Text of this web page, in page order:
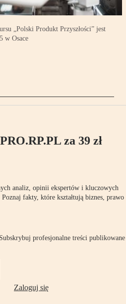
„Polski Produkt Przyszłości” jest
w Osace
za 39 zł
analiz, opinii ekspertów i kluczowych
fakty, które kształtują biznes, prawo
profesjonalne treści publikowane
Zaloguj się